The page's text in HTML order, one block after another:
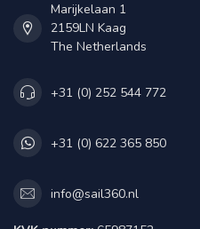
Marijkelaan 1
2159LN Kaag
The Netherlands
+31 (0) 252 544 772
+31 (0) 622 365 850
info@sail360.nl